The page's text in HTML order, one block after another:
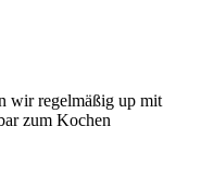
wir regelmäßig up mit
zum Kochen